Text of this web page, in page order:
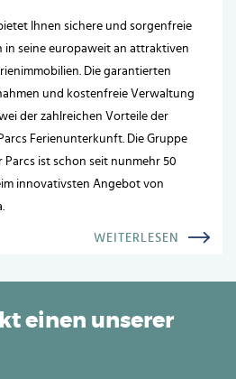
Ihnen sichere und sorgenfreie
in seine europaweit an attraktiven
Die garantierten
und kostenfreie Verwaltung
der zahlreichen Vorteile der
Ferienunterkunft. Die Gruppe
Parcs ist schon seit nunmehr 50
innovativsten Angebot von
WEITERLESEN
einen unserer